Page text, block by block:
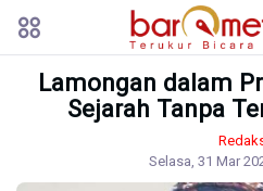
Lamongan dalam
Sejarah Tanpa
Selasa, 31 Mar